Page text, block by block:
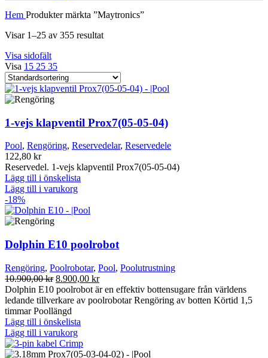
Hem Produkter märkta ”Maytronics”
Visar 1–25 av 355 resultat
Visa sidofält
Visa 15 25 35
1-vejs klapventil Prox7(05-05-04)
Pool, Rengöring, Reservedelar, Reservedele
122,80 kr
Reservedel. 1-vejs klapventil Prox7(05-05-04)
Lägg till i önskelista
Lägg till i varukorg
-18%
Dolphin E10 poolrobot
Rengöring, Poolrobotar, Pool, Poolutrustning
10.900,00kr Det
ursprungliga
priset
var:
10.900,00 kr.
8.900,00 krDet
nuvarande
priset
Dolphin E10 poolrobot är en effektiv bottensugare från världens
ledande tillverkare av poolrobotar Rengöring av botten Körtid 1,5
timmar Poollängd
Lägg till i önskelista
Lägg till i varukorg